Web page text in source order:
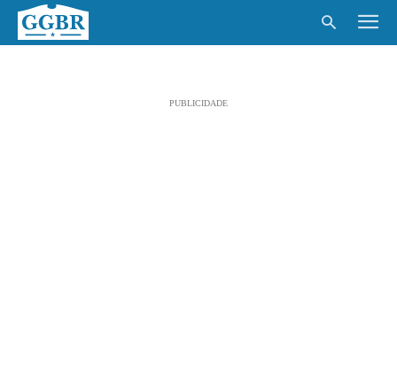
PUBLICIDADE